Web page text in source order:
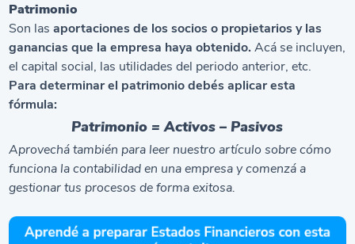
Patrimonio
Son lasaportaciones de los socios o propietarios y las
ganancias que la empresa haya obtenido. Acá se incluyen,
el capital social, las utilidades del periodo anterior, etc.
Para determinar el patrimonio debés aplicar esta
fórmula:
Patrimonio = Activos – Pasivos
Aprovechá también para leer nuestro artículo sobrecómo
funciona la contabilidad en una empresay comenzá a
gestionar tus procesos de forma exitosa.